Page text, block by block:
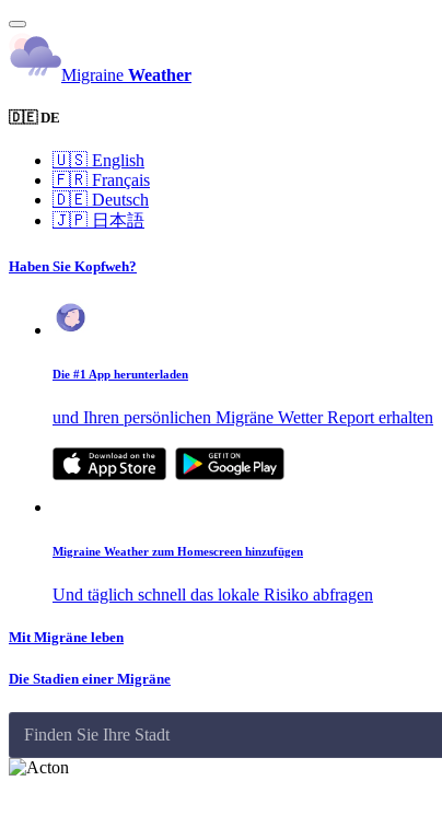
Migraine Weather
🇩🇪 DE
🇺🇸 English
🇫🇷 Français
🇩🇪 Deutsch
🇯🇵 日本語
Haben Sie Kopfweh?
Die #1 App herunterladen
und Ihren persönlichen Migräne Wetter Report erhalten
Migraine Weather zum Homescreen hinzufügen
Und täglich schnell das lokale Risiko abfragen
Mit Migräne leben
Die Stadien einer Migräne
Finden Sie Ihre Stadt